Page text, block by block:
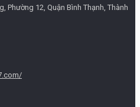
Phường 12, Quận Bình Thạnh, Thành